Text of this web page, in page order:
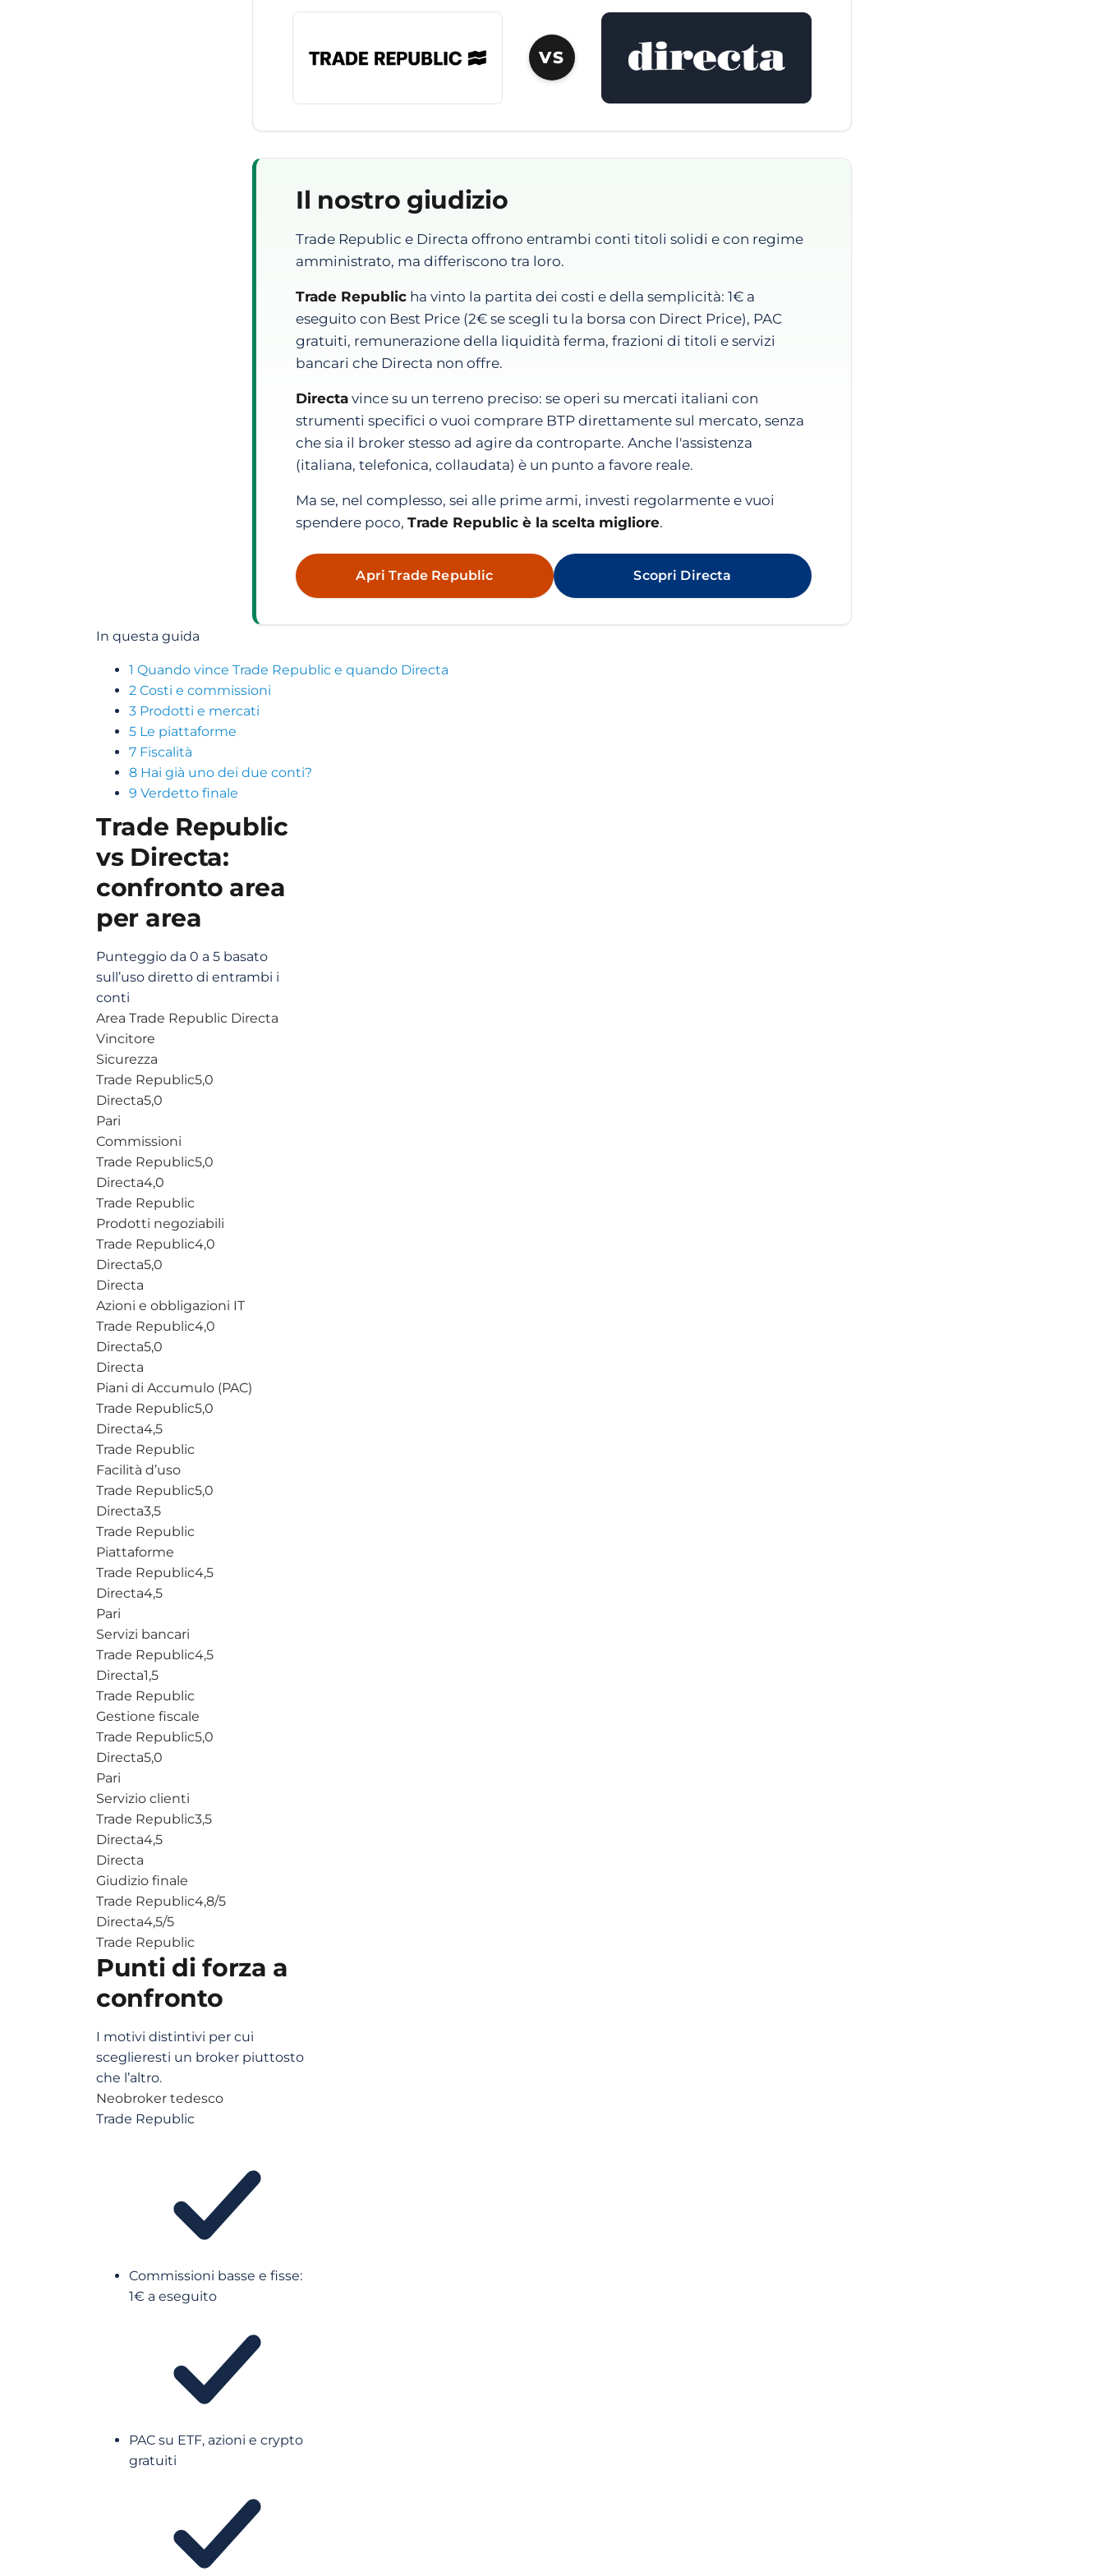
VS
Il nostro giudizio
Trade Republic e Directa offrono entrambi conti titoli solidi e con regime
amministrato, ma differiscono tra loro.
Trade Republic ha vinto la partita dei costi e della semplicità: 1€ a
eseguito con Best Price (2€ se scegli tu la borsa con Direct Price), PAC
gratuiti, remunerazione della liquidità ferma, frazioni di titoli e servizi
bancari che Directa non offre.
Directa vince su un terreno preciso: se operi su mercati italiani con
strumenti specifici o vuoi comprare BTP direttamente sul mercato, senza
che sia il broker stesso ad agire da controparte. Anche l'assistenza
(italiana, telefonica, collaudata) è un punto a favore reale.
Ma se, nel complesso, sei alle prime armi, investi regolarmente e vuoi
spendere poco, Trade Republic è la scelta migliore.
Apri Trade Republic Scopri Directa
In questa guida
1 Quando vince Trade Republic e quando Directa
2 Costi e commissioni
3 Prodotti e mercati
5 Le piattaforme
7 Fiscalità
8 Hai già uno dei due conti?
9 Verdetto finale
Trade Republic
vs Directa:
confronto area
per area
Punteggio da 0 a 5 basato
sull’uso diretto di entrambi i
conti
Area Trade Republic Directa
Vincitore
Sicurezza
Trade Republic5,0
Directa5,0
Pari
Commissioni
Trade Republic5,0
Directa4,0
Trade Republic
Prodotti negoziabili
Trade Republic4,0
Directa5,0
Directa
Azioni e obbligazioni IT
Trade Republic4,0
Directa5,0
Directa
Piani di Accumulo (PAC)
Trade Republic5,0
Directa4,5
Trade Republic
Facilità d’uso
Trade Republic5,0
Directa3,5
Trade Republic
Piattaforme
Trade Republic4,5
Directa4,5
Pari
Servizi bancari
Trade Republic4,5
Directa1,5
Trade Republic
Gestione fiscale
Trade Republic5,0
Directa5,0
Pari
Servizio clienti
Trade Republic3,5
Directa4,5
Directa
Giudizio finale
Trade Republic4,8/5
Directa4,5/5
Trade Republic
Punti di forza a
confronto
I motivi distintivi per cui
sceglieresti un broker piuttosto
che l’altro.
Neobroker tedesco
Trade Republic
Commissioni basse e fisse:
1€ a eseguito
PAC su ETF, azioni e crypto
gratuiti